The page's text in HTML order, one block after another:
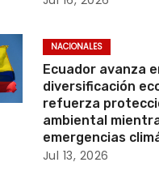
NACIONALES
Ecuador avanza
diversificación
refuerza
ambiental
emergencias
Jul 13, 2026